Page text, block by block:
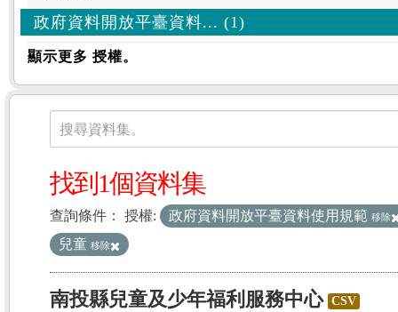
政府資料開放平臺資料... (1)
顯示更多 授權。
資料集
搜尋資料集。
找到1個資料集
查詢條件： 授權: 政府資料開放平臺資料使用規範 移除
兒童 移除
南投縣兒童及少年福利服務中心 CSV